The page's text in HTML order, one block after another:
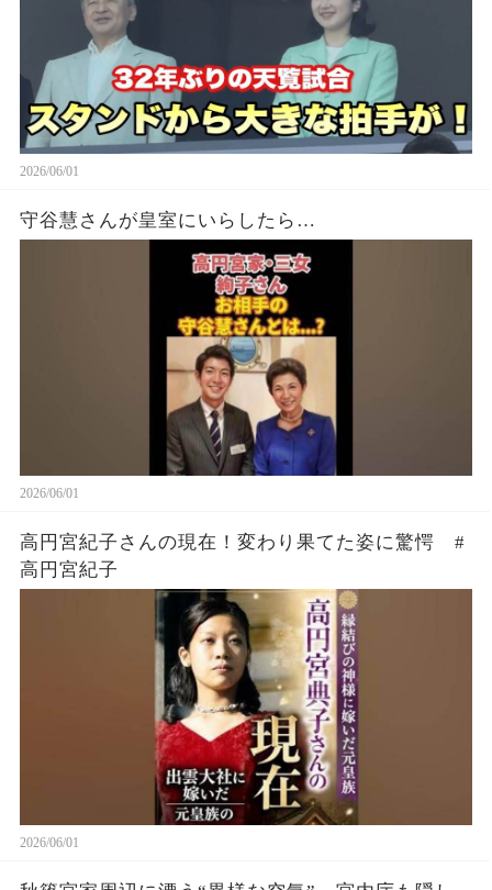
2026/06/01
守谷慧さんが皇室にいらしたら…
2026/06/01
高円宮紀子さんの現在！変わり果てた姿に驚愕 #
高円宮紀子
2026/06/01